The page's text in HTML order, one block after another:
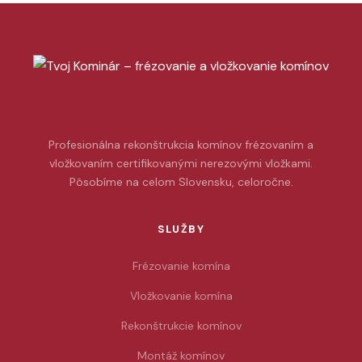
Profesionálna rekonštrukcia komínov frézovaním a
vložkovaním certifikovanými nerezovými vložkami.
Pôsobíme na celom Slovensku, celoročne.
SLUŽBY
Frézovanie komína
Vložkovanie komína
Rekonštrukcie komínov
Montáž komínov